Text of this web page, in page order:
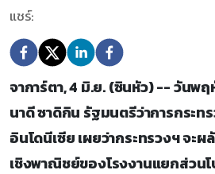
แชร์:
จาการ์ตา, 4 มิ.ย. (ซินหัว) -- วันพ
นาดี ซาดิกิน รัฐมนตรีว่าการกระ
อินโดนีเซีย เผยว่ากระทรวงฯ จะ
เชิงพาณิชย์ของโรงงานแยกส่วน